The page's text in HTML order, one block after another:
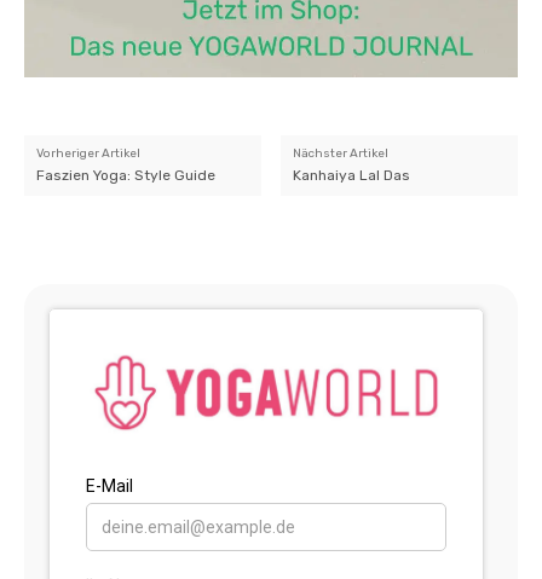
Vorheriger Artikel
Faszien Yoga: Style Guide
Nächster Artikel
Kanhaiya Lal Das